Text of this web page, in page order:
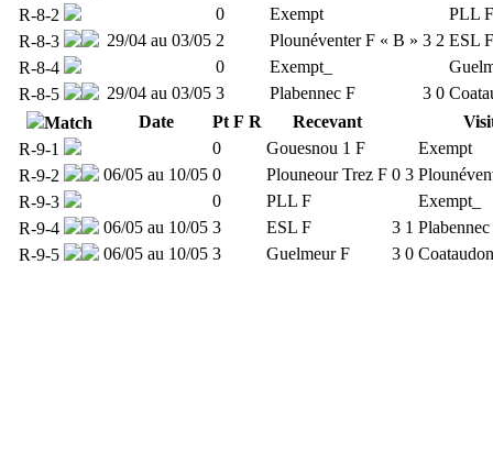
R-8-2
0 Exempt
PLL F
R-8-3
29/04 au 03/05 2 Plounéventer F « B » 3 2 ESL F
R-8-4
0 Exempt_
R-8-5
29/04 au 03/05 3 Plabennec F 3 0
Match
Date Pt F R Recevant
R-9-1
0 Gouesnou 1 F
Exempt
R-9-2
06/05 au 10/05 0 Plouneour Trez F 0 3
R-9-3
0 PLL F
Exempt_
R-9-4
06/05 au 10/05 3 ESL F 3 1
R-9-5
06/05 au 10/05 3 Guelmeur F 3 0